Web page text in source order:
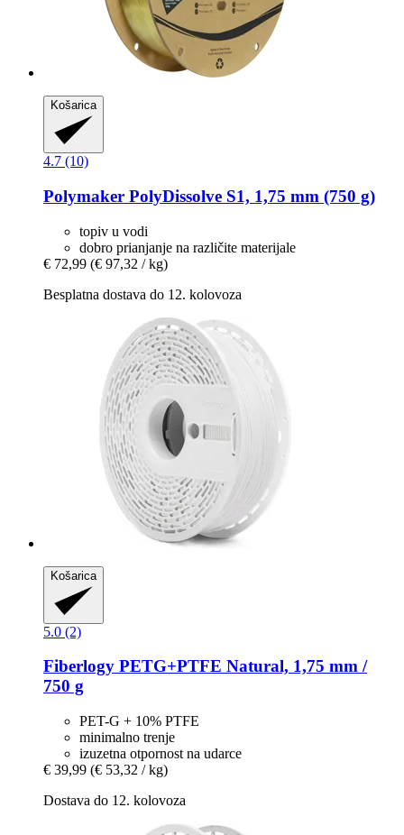
Košarica
4.7 (10)
Polymaker PolyDissolve S1, 1,75 mm (750 g)
topiv u vodi
dobro prianjanje na različite materijale
€ 72,99 (€ 97,32 / kg)
Besplatna dostava do 12. kolovoza
Košarica
5.0 (2)
Fiberlogy PETG+PTFE Natural, 1,75 mm /
750 g
PET-G + 10% PTFE
minimalno trenje
izuzetna otpornost na udarce
€ 39,99 (€ 53,32 / kg)
Dostava do 12. kolovoza